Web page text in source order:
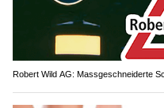
Robert Wild AG: Massgeschneiderte